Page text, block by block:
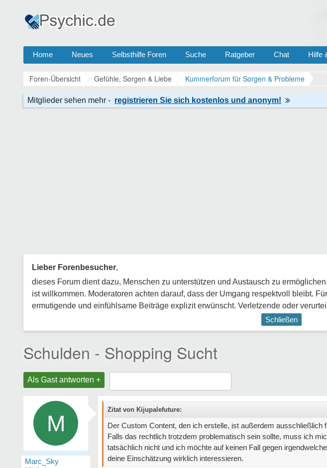
Home Neues Selbsthilfe Foren Suche Ratgeber Chat Hilfe
Foren-Übersicht Gefühle, Sorgen & Liebe Kummerforum für Sorgen & Probleme
Lieber Forenbesucher,
dieses Forum dient dazu, Menschen zu unterstützen und Austausch zu
ist willkommen. Moderatoren achten darauf, dass der Umgang respektvoll bleibt.
ermutigende und einfühlsame Beiträge explizit erwünscht. Verletzende oder
Schließen
Schulden - Shopping Sucht
Als Gast antworten +
M
Marc_Sky
Zitat von Kijupalefuture:
Der Custom Content, den ich erstelle, ist außerdem
Falls das rechtlich trotzdem problematisch sein sollte, muss ich
tatsächlich nicht und ich möchte auf keinen Fall gegen
deine Einschätzung wirklich interessieren.